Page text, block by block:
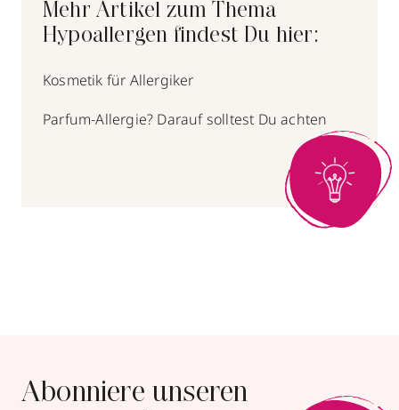
Mehr Artikel zum Thema
Hypoallergen findest Du hier:
Kosmetik für Allergiker
Parfum-Allergie? Darauf solltest Du achten
Abonniere unseren